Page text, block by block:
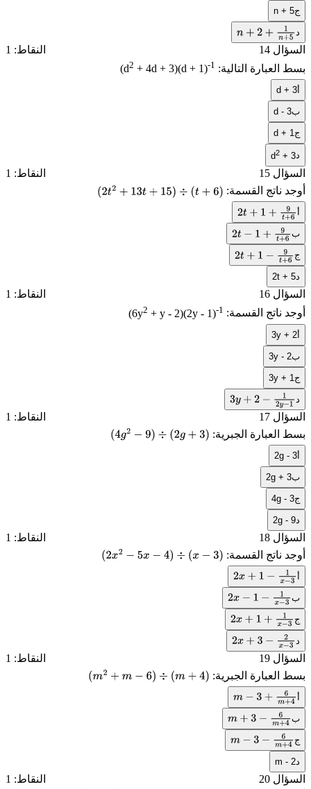
جn + 5
n +2 +1n+ 5
السؤال 14
النقاط: 1
بسط العبارة التالية:
(d2 + 4d + 3)(d + 1)-1
d + 3
بd - 3
جd + 1
d2 + 3
السؤال 15
النقاط: 1
أوجد ناتج القسمة:
(2t +13t+15 ÷(t+ 6)
2t +1 +9t+ 6
ب
2t −1 +9t+ 6
ج
2t +1 −9 t+ 6
2t + 5
السؤال 16
النقاط: 1
أوجد ناتج القسمة:
(6y2 + y - 2)(2y - 1)-1
3y + 2
ب3y - 2
ج3y + 1
3y +2 −12y −1
السؤال 17
النقاط: 1
بسط العبارة الجبرية:
(4g )÷ 2 +3)
2g - 3
ب2g + 3
ج4g - 3
2g - 9
السؤال 18
النقاط: 1
أوجد ناتج القسمة:
(2x x−4 (x− 3
2x +1 −1
3
ب
2x −1
3
ج
2x +1 +1 x
3
2x +3 −2 3
السؤال 19
النقاط: 1
بسط العبارة الجبرية:
(m + m−6 (m +4 )
m +6 m +4
ب
m +3 −6 +4
ج
m −6 +4
m - 2
السؤال 20
النقاط: 1